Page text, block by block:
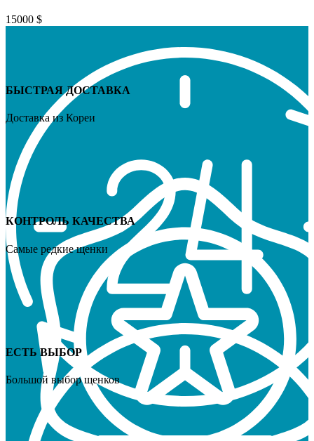
15000 $
БЫСТРАЯ ДОСТАВКА
Доставка из Кореи
КОНТРОЛЬ КАЧЕСТВА
Самые редкие щенки
ЕСТЬ ВЫБОР
Большой выбор щенков